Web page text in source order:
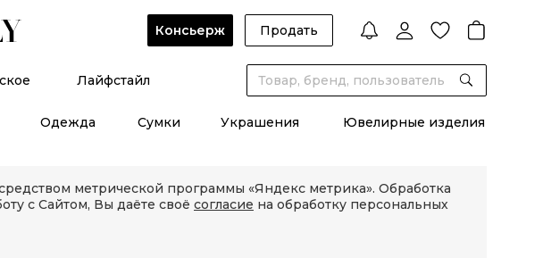
Консьерж Продать
Лайфстайл
Одежда Сумки Украшения Ювелирные изделия
метрической программы «Яндекс метрика». Обработка
с Сайтом, Вы даёте своё согласие на обработку персональных